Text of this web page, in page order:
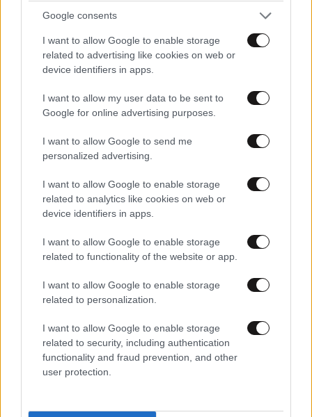
Google consents
I want to allow Google to enable storage
related to advertising like cookies on web or
device identifiers in apps.
I want to allow my user data to be sent to
Google for online advertising purposes.
I want to allow Google to send me
personalized advertising.
I want to allow Google to enable storage
related to analytics like cookies on web or
device identifiers in apps.
I want to allow Google to enable storage
related to functionality of the website or app.
I want to allow Google to enable storage
related to personalization.
I want to allow Google to enable storage
related to security, including authentication
functionality and fraud prevention, and other
user protection.